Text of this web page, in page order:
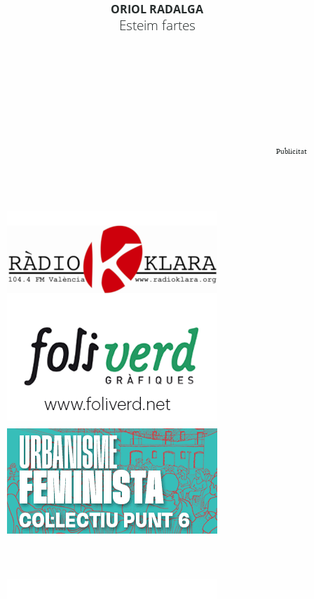
ORIOL RADALGA
Esteim fartes
Publicitat